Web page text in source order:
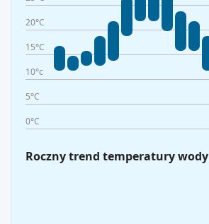
20°C
15°C
10°c
5°C
0°C
Roczny trend temperatury wody